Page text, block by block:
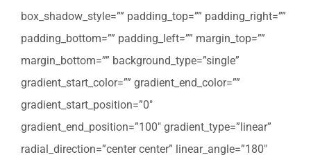
box_shadow_style=”” padding_top=”” padding_right=””
padding_bottom=”” padding_left=”” margin_top=””
margin_bottom=”” background_type=”single”
gradient_start_color=”” gradient_end_color=””
gradient_start_position=”0″
gradient_end_position=”100″ gradient_type=”linear”
radial_direction=”center center” linear_angle=”180″